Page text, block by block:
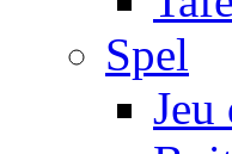
Spel